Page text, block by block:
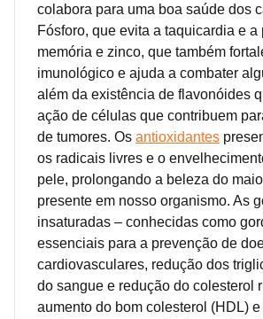
colabora para uma boa saúde dos
Fósforo, que evita a taquicardia e a
memória e zinco, que também
imunológico e ajuda a combater
além da existência de flavonóides
ação de células que contribuem
de tumores. Os antioxidantes
os radicais livres e o
pele, prolongando a beleza do
presente em nosso organismo. As
insaturadas – conhecidas como
essenciais para a prevenção de
cardiovasculares, redução dos
do sangue e redução do colesterol
aumento do bom colesterol (HDL)